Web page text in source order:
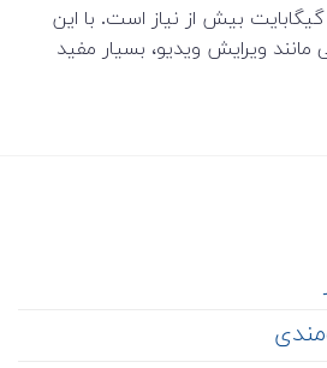
برای استفاده عمومی، 64 گیگابایت بیش از نیاز است. با این
ویرایش ویدیو، بسیار مفید